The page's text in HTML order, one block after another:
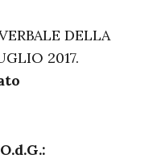
DELLA
2017.